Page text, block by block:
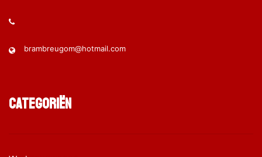
brambreugom@hotmail.com
Categoriën